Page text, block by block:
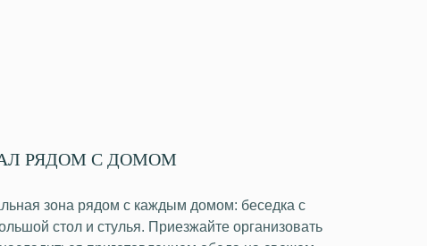
РЯДОМ С ДОМОМ
зона рядом с каждым домом: беседка с
стол и стулья. Приезжайте организовать